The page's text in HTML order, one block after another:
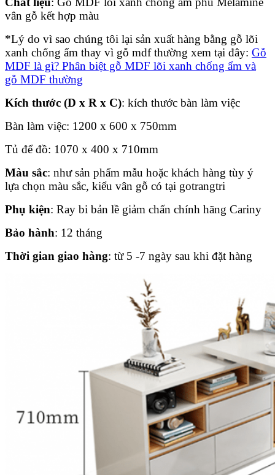
vân gỗ kết hợp màu
*Lý do vì sao chúng tôi lại sản xuất hàng bằng gỗ lõi
xanh chống ẩm thay vì gỗ mdf thường xem tại đây: Gỗ
MDF là gì? Phân biệt gỗ MDF lõi xanh chống ẩm và
gỗ MDF thường
Kích thước (D x R x C): kích thước bàn làm việc
Bàn làm việc: 1200 x 600 x 750mm
Tủ để đồ: 1070 x 400 x 710mm
Màu sắc: như sản phẩm mẫu hoặc khách hàng tùy ý
lựa chọn màu sắc, kiểu vân gỗ có tại gotrangtri
Phụ kiện: Ray bi bản lề giảm chấn chính hãng Cariny
Bảo hành: 12 tháng
Thời gian giao hàng: từ 5 -7 ngày sau khi đặt hàng